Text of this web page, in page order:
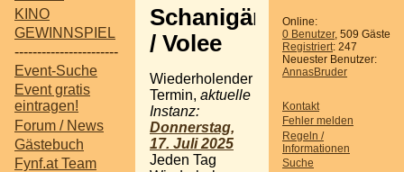
KINO
GEWINNSPIEL
-----------------------
Event-Suche
Event gratis
eintragen!
Forum / News
Gästebuch
Fynf.at Team
Online:
0 Benutzer, 509 Gäste
Registriert: 247
Neuester Benutzer:
AnnasBruder
Kontakt
Fehler melden
Regeln /
Informationen
Suche
Schanigärten
/ Volee
Wiederholender
Termin, aktuelle
Instanz:
Donnerstag,
17. Juli 2025
Jeden Tag